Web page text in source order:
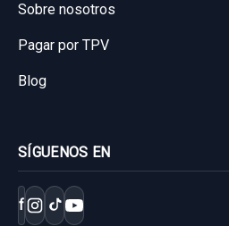
Sobre nosotros
Pagar por TPV
Blog
SÍGUENOS EN
f